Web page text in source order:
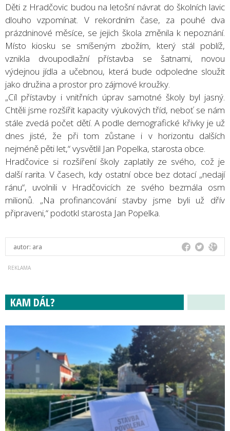
Děti z Hradčovic budou na letošní návrat do školních lavic
dlouho vzpomínat. V rekordním čase, za pouhé dva
prázdninové měsíce, se jejich škola změnila k nepoznání.
Místo kiosku se smíšeným zbožím, který stál poblíž,
vznikla dvoupodlažní přístavba se šatnami, novou
výdejnou jídla a učebnou, která bude odpoledne sloužit
jako družina a prostor pro zájmové kroužky.
„Cíl přístavby i vnitřních úprav samotné školy byl jasný.
Chtěli jsme rozšířit kapacity výukových tříd, neboť se nám
stále zvedá počet dětí. A podle demografické křivky je už
dnes jisté, že při tom zůstane i v horizontu dalších
nejméně pěti let,“ vysvětlil Jan Popelka, starosta obce.
Hradčovice si rozšíření školy zaplatily ze svého, což je
další rarita. V časech, kdy ostatní obce bez dotací „nedají
ránu“, uvolnili v Hradčovicích ze svého bezmála osm
milionů. „Na profinancování stavby jsme byli už dřív
připraveni,“ podotkl starosta Jan Popelka.
autor: ara
KAM DÁL?